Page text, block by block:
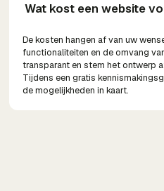
Wat kost een website
De kosten hangen af van uw
functionaliteiten en de omvang
transparant en stem het ontwerp
Tijdens een gratis
de mogelijkheden in kaart.